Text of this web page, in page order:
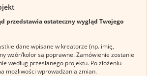
przedstawia ostateczny wygląd Twojego
dane wpisane w kreatorze (np. imię,
wzór/kolor są poprawne. Zamówienie zostanie
według przesłanego projektu. Po złożeniu
możliwości wprowadzania zmian.